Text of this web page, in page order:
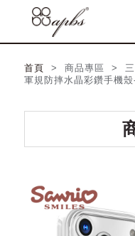
首頁
> 商品專區 >
軍規防摔水晶彩鑽手機